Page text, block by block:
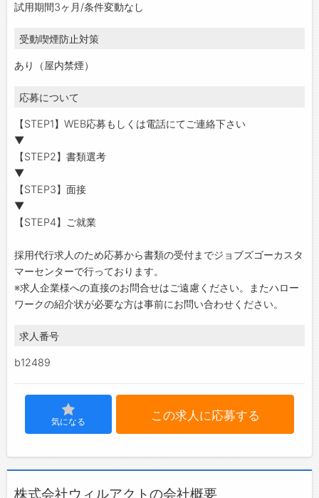
試用期間3ヶ月/条件変動なし
受動喫煙防止対策
あり（屋内禁煙）
応募について
【STEP1】WEB応募もしくは電話にてご連絡下さい
▼
【STEP2】書類選考
▼
【STEP3】面接
▼
【STEP4】ご就業
採用代行求人のため応募から書類の受付までジョブズゴーカスタ
マーセンターで行っております。
※求人企業様への直接のお問合せはご遠慮ください。またハロー
ワークの紹介状が必要な方は事前にお問い合わせください。
求人番号
b12489
気になる この求人に応募する
株式会社ウィルアクトの会社概要